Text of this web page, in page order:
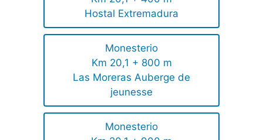
Hostal Extremadura
Monesterio
Km 20,1 + 800 m
Las Moreras Auberge de
jeunesse
Monesterio